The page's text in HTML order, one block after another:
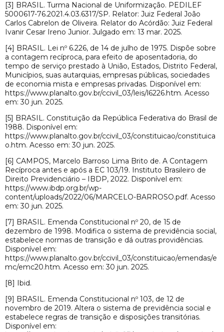
[3] BRASIL. Turma Nacional de Uniformização. PEDILEF
5000617-76.2021.4.03.6317/SP. Relator: Juiz Federal João
Carlos Cabrelon de Oliveira. Relator do Acórdão: Juiz Federal
Ivanir Cesar Ireno Junior. Julgado em: 13 mar. 2025.
[4] BRASIL. Lei nº 6.226, de 14 de julho de 1975. Dispõe sobre
a contagem recíproca, para efeito de aposentadoria, do
tempo de serviço prestado à União, Estados, Distrito Federal,
Municípios, suas autarquias, empresas públicas, sociedades
de economia mista e empresas privadas. Disponível em:
https://www.planalto.gov.br/ccivil_03/leis/l6226.htm. Acesso
em: 30 jun. 2025.
[5] BRASIL. Constituição da República Federativa do Brasil de
1988. Disponível em:
https://www.planalto.gov.br/ccivil_03/constituicao/constituica
o.htm. Acesso em: 30 jun. 2025.
[6] CAMPOS, Marcelo Barroso Lima Brito de. A Contagem
Recíproca antes e após a EC 103/19. Instituto Brasileiro de
Direito Previdenciário – IBDP, 2022. Disponível em:
https://www.ibdp.org.br/wp-
content/uploads/2022/06/MARCELO-BARROSO.pdf. Acesso
em: 30 jun. 2025.
[7] BRASIL. Emenda Constitucional nº 20, de 15 de
dezembro de 1998. Modifica o sistema de previdência social,
estabelece normas de transição e dá outras providências.
Disponível em:
https://www.planalto.gov.br/ccivil_03/constituicao/emendas/e
mc/emc20.htm. Acesso em: 30 jun. 2025.
[8] Ibid.
[9] BRASIL. Emenda Constitucional nº 103, de 12 de
novembro de 2019. Altera o sistema de previdência social e
estabelece regras de transição e disposições transitórias.
Disponível em: